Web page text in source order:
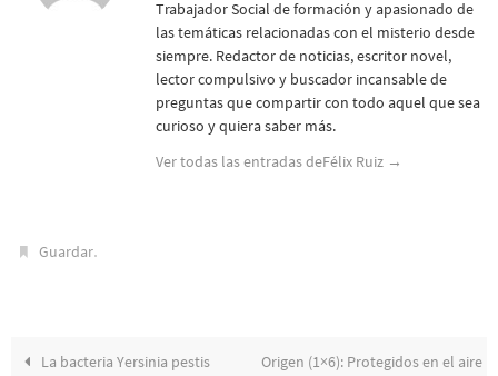
Trabajador Social de formación y apasionado de
las temáticas relacionadas con el misterio desde
siempre. Redactor de noticias, escritor novel,
lector compulsivo y buscador incansable de
preguntas que compartir con todo aquel que sea
curioso y quiera saber más.
Ver todas las entradas deFélix Ruiz →
Guardar.
La bacteria Yersinia pestis
Origen (1×6): Protegidos en el aire